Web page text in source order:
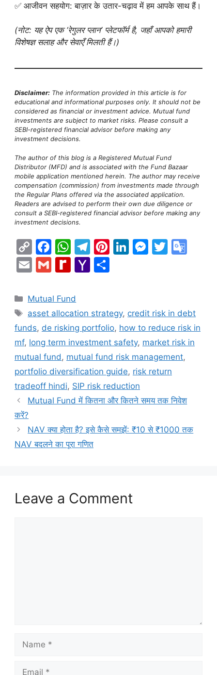
✅ आजीवन सहयोग: बाज़ार के उतार-चढ़ाव में हम आपके साथ हैं।
(नोट: यह ऐप एक ‘रेगुलर प्लान’ प्लेटफॉर्म है, जहाँ आपको हमारी
विशेषज्ञ सलाह और सेवाएँ मिलती हैं।)
Disclaimer: The information provided in this article is for
educational and informational purposes only. It should not be
considered as financial or investment advice. Mutual fund
investments are subject to market risks. Please consult a
SEBI-registered financial advisor before making any
investment decisions.
The author of this blog is a Registered Mutual Fund
Distributor (MFD) and is associated with the Fund Bazaar
mobile application mentioned herein. The author may receive
compensation (commission) from investments made through
the Regular Plans offered via the associated application.
Readers are advised to perform their own due diligence or
consult a SEBI-registered financial advisor before making any
investment decisions.
C
o
p
y
Li
n
k
F
a
c
e
b
o
o
k
W
h
at
s
A
p
p
T
el
e
a
m
Pi
st
Li
dI
n
M
e
n
g
er
T
e
Tr
a
e
E
ai
l
G
ai
l
R
di
ff
M
y
P
a
g
e
Y
o
o
M
ai
l
e
Categories
Mutual Fund
Tags
asset allocation strategy, credit risk in debt
funds, de risking portfolio, how to reduce risk in
mf, long term investment safety, market risk in
mutual fund, mutual fund risk management,
portfolio diversification guide, risk return
tradeoff hindi, SIP risk reduction
Mutual Fund में कितना और कितने समय तक निवेश
करें?
NAV क्या होता है? इसे कैसे समझें: ₹10 से ₹1000 तक
NAV बदलने का पूरा गणित
Leave a Comment
Name
Email